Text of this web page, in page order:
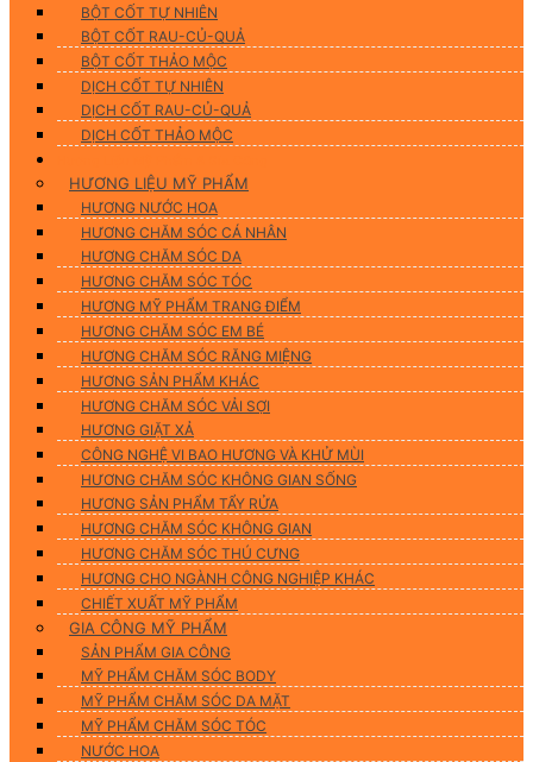
BỘT CỐT TỰ NHIÊN
BỘT CỐT RAU-CỦ-QUẢ
BỘT CỐT THẢO MỘC
DỊCH CỐT TỰ NHIÊN
DỊCH CỐT RAU-CỦ-QUẢ
DỊCH CỐT THẢO MỘC
HƯƠNG LIỆU MỸ PHẨM
HƯƠNG NƯỚC HOA
HƯƠNG CHĂM SÓC CÁ NHÂN
HƯƠNG CHĂM SÓC DA
HƯƠNG CHĂM SÓC TÓC
HƯƠNG MỸ PHẨM TRANG ĐIỂM
HƯƠNG CHĂM SÓC EM BÉ
HƯƠNG CHĂM SÓC RĂNG MIỆNG
HƯƠNG SẢN PHẨM KHÁC
HƯƠNG CHĂM SÓC VẢI SỢI
HƯƠNG GIẶT XẢ
CÔNG NGHỆ VI BAO HƯƠNG VÀ KHỬ MÙI
HƯƠNG CHĂM SÓC KHÔNG GIAN SỐNG
HƯƠNG SẢN PHẨM TẨY RỬA
HƯƠNG CHĂM SÓC KHÔNG GIAN
HƯƠNG CHĂM SÓC THÚ CƯNG
HƯƠNG CHO NGÀNH CÔNG NGHIỆP KHÁC
CHIẾT XUẤT MỸ PHẨM
GIA CÔNG MỸ PHẨM
SẢN PHẨM GIA CÔNG
MỸ PHẨM CHĂM SÓC BODY
MỸ PHẨM CHĂM SÓC DA MẶT
MỸ PHẨM CHĂM SÓC TÓC
NƯỚC HOA